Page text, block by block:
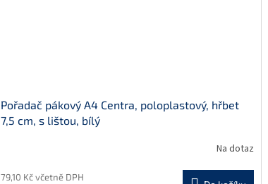
Pořadač pákový A4 Centra, poloplastový, hřbet
7,5 cm, s lištou, bílý
Na dotaz
79,10 Kč včetně DPH